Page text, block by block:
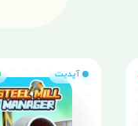
آپدیت